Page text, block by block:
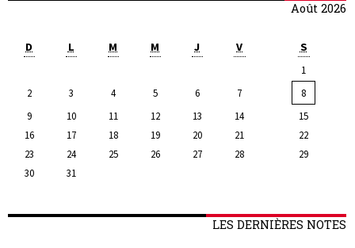
Août 2026
D L M M J V S
1
2
3 4 5 6 7
8
9
10 11 12 13 14
15
16
17 18 19 20 21
22
23
24 25 26 27 28
29
30
31
LES DERNIÈRES NOTES